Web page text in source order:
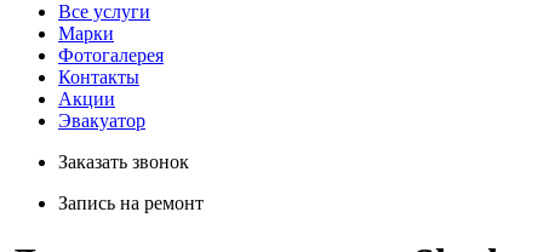
Все услуги
Марки
Фотогалерея
Контакты
Акции
Эвакуатор
Заказать звонок
Запись на ремонт